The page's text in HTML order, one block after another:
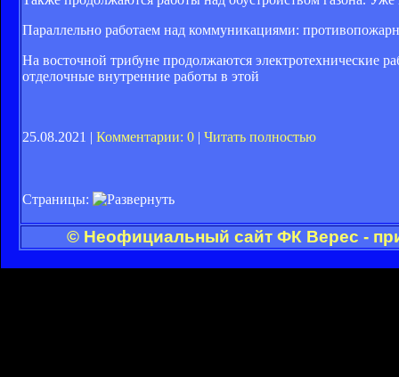
Параллельно работаем над коммуникациями:
На восточной трибуне продолжаются электротехнические
отделочные внутренние работы в этой
25.08.2021 | Комментарии: 0 | Читать полностью
Страницы:
© Неофициальный сайт ФК Верес -